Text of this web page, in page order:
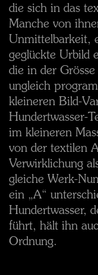
die sich in das
Manche von
Unmittelbarkeit,
geglückte Urbild
die in der
ungleich
kleineren Bild-
Hundertwasser-
im kleineren
von der textilen
Verwirklichung
gleiche Werk-
ein „A“
Hundertwasser,
führt, hält ihn
Ordnung.